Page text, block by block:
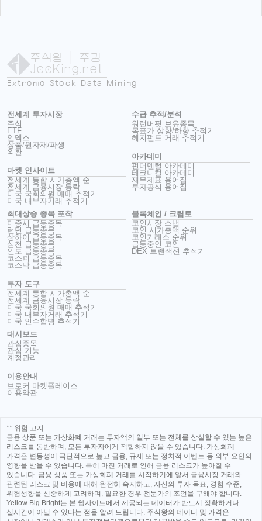
주식왕 | 주킹
JooKing.net
Extreme Stock Data Mining
전세계 투자시장
주식
ETF
인덱스
상품/원자재/파생
외환
마켓 인사이트
전세계 통합 시가총액 순
전세계 금융시장 등락
미국 국회의원 매매 추적기
미국 내부자거래 추적기
수급 추적/분석
워런버핏 보유종목
목표가 상향/하향 추적기
헤지펀드 거래 추적기
아카데미
펀더멘털 아카데미
테크니컬 아카데미
재무제표 용어집
투자공식 용어집
최대상승 종목 포착
미증시 급등종목
런던 급등종목
상하이 급등종목
심천 급등종목
인도 급등종목
코스피 급등종목
코스닥 급등종목
투자 도구
전세계 통합 시가총액 순
전세계 금융시장 등락
미국 국회의원 매매 추적기
미국 내부자거래 추적기
미국 인수합병 추적기
블록체인 / 크립토
코인시장 스냅
코인 시가총액 순위
코인거래소 순위
급등중인 코인
DEX 트랜잭션 추적기
대시보드
관심종목
관심 기능
계정관리
이용안내
브로커 마켓플레이스
이용약관
** 위험 고지
금융 상품 또는 가상화폐 거래는 투자액의 일부 또는 전체를 상실할 수 있는 높은
리스크를 동반하며, 모든 투자자에게 적합하지 않을 수 있습니다. 가상화폐
가격은 변동성이 극단적으로 높고 금융, 규제 또는 정치적 이벤트 등 외부 요인의
영향을 받을 수 있습니다. 특히 마진 거래로 인해 금융 리스크가 높아질 수
있습니다. 금융 상품 또는 가상화폐 거래를 시작하기에 앞서 금융시장 거래와
관련된 리스크 및 비용에 대해 완전히 숙지하고, 자신의 투자 목표, 경험 수준,
위험성향을 신중하게 고려하며, 필요한 경우 전문가의 조언을 구해야 합니다.
Yellow Big Bright는 본 웹사이트에서 제공되는 데이터가 반드시 정확하거나
실시간이 아닐 수 있다는 점을 알려 드립니다. 주식왕의 데이터 및 가격은